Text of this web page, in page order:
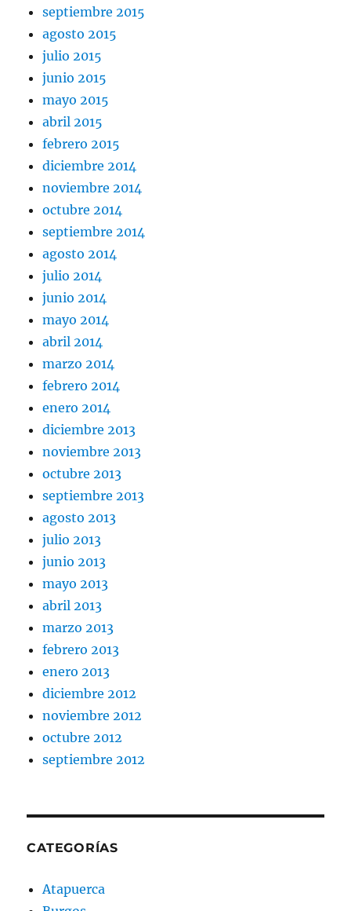
septiembre 2015
agosto 2015
julio 2015
junio 2015
mayo 2015
abril 2015
febrero 2015
diciembre 2014
noviembre 2014
octubre 2014
septiembre 2014
agosto 2014
julio 2014
junio 2014
mayo 2014
abril 2014
marzo 2014
febrero 2014
enero 2014
diciembre 2013
noviembre 2013
octubre 2013
septiembre 2013
agosto 2013
julio 2013
junio 2013
mayo 2013
abril 2013
marzo 2013
febrero 2013
enero 2013
diciembre 2012
noviembre 2012
octubre 2012
septiembre 2012
CATEGORÍAS
Atapuerca